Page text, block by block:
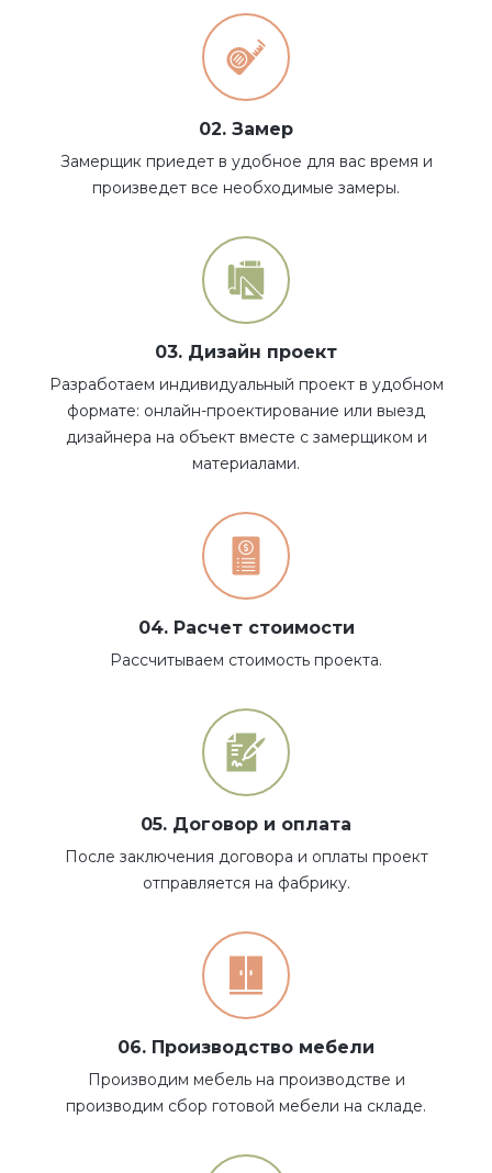
02. Замер
Замерщик приедет в удобное для вас время и
произведет все необходимые замеры.
03. Дизайн проект
Разработаем индивидуальный проект в удобном
формате: онлайн-проектирование или выезд
дизайнера на объект вместе с замерщиком и
материалами.
04. Расчет стоимости
Рассчитываем стоимость проекта.
05. Договор и оплата
После заключения договора и оплаты проект
отправляется на фабрику.
06. Производство мебели
Производим мебель на производстве и
производим сбор готовой мебели на складе.